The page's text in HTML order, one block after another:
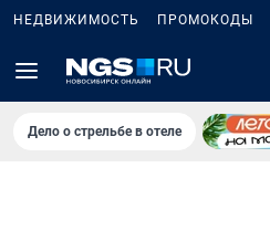
НЕДВИЖИМОСТЬ ПРОМОКОДЫ
Дело о стрельбе в отеле